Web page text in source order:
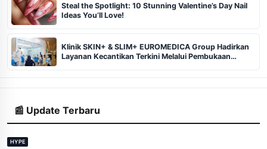
Steal the Spotlight: 10 Stunning Valentine’s Day Nail
Ideas You’ll Love!
Klinik SKIN+ & SLIM+ EUROMEDICA Group Hadirkan
Layanan Kecantikan Terkini Melalui Pembukaan
📰 Update Terbaru
HYPE